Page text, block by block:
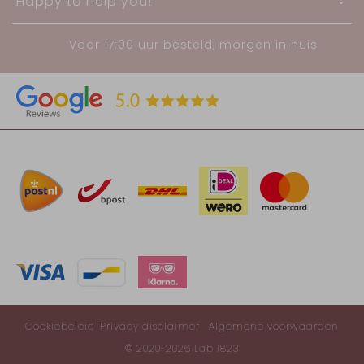
Voor 17:00 uur besteld, morgen in huis
Cookiebeleid Privacy disclaimer
Algemene voorwaarden
© 2020-2026 Lab 1823